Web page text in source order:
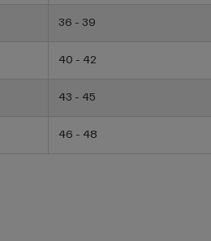
36 - 39
40 - 42
43 - 45
46 - 48